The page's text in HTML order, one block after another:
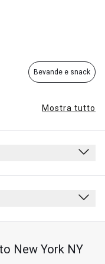
Bevande e snack
Mostra tutto
all’orario
New York NY